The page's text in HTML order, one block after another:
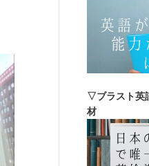
▽ブラスト英
材